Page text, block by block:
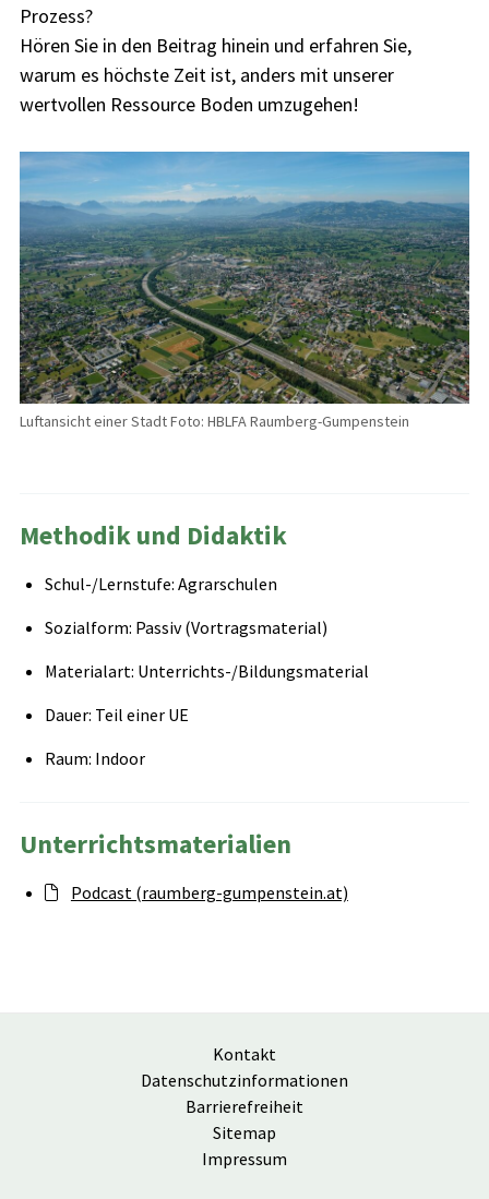
Prozess?
Hören Sie in den Beitrag hinein und erfahren Sie,
warum es höchste Zeit ist, anders mit unserer
wertvollen Ressource Boden umzugehen!
Luftansicht einer Stadt Foto: HBLFA Raumberg-Gumpenstein
Methodik und Didaktik
Schul-/Lernstufe: Agrarschulen
Sozialform: Passiv (Vortragsmaterial)
Materialart: Unterrichts-/Bildungsmaterial
Dauer: Teil einer UE
Raum: Indoor
Unterrichtsmaterialien
Podcast (raumberg-gumpenstein.at)
Kontakt
Datenschutzinformationen
Barrierefreiheit
Sitemap
Impressum